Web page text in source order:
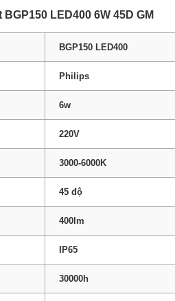
LED400 6W 45D GM
BGP150 LED400
Philips
6w
220V
3000-6000K
45 độ
400lm
IP65
30000h